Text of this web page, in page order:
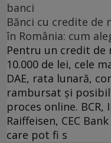
banci
Bănci cu credite de
în România: cum
Pentru un credit de
10.000 de lei, cele
DAE, rata lunară,
rambursat și
proces online. BCR,
Raiffeisen, CEC
care pot fi s